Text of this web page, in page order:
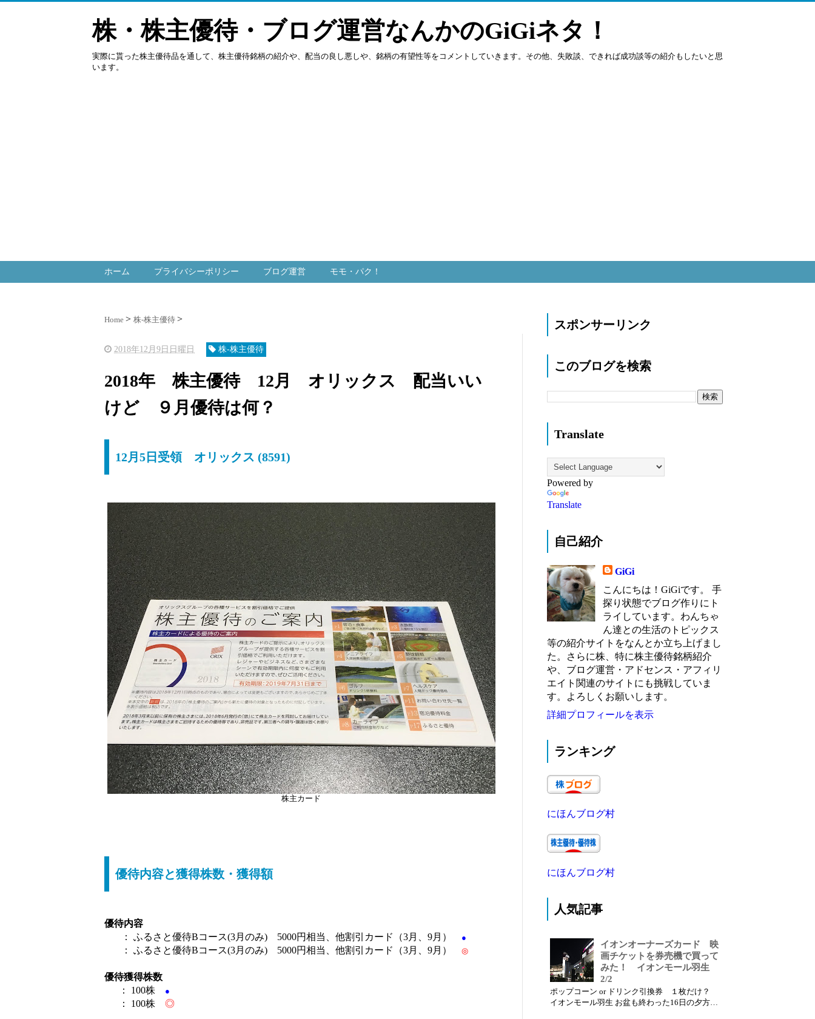
株・株主優待・ブログ運営なんかのGiGiネタ！
実際に貰った株主優待品を通して、株主優待銘柄の紹介や、配当の良し悪しや、銘柄の有望性等をコメントしていきます。その他、失敗談、できれば成功談等の紹介もしたいと思
います。
ホーム プライバシーポリシー ブログ運営 モモ・パク！
Home 株-株主優待
2018年12月9日日曜日 株-株主優待
2018年 株主優待 12月 オリックス 配当いい
けど ９月優待は何？
12月5日受領 オリックス (8591)
株主カード
優待内容と獲得株数・獲得額
優待内容
： ふるさと優待Bコース(3月のみ) 5000円相当、他割引カード（3月、9月） ●
： ふるさと優待Bコース(3月のみ) 5000円相当、他割引カード（3月、9月） ◎
優待獲得株数
： 100株
●
： 100株 ◎
スポンサーリンク
このブログを検索
Translate
Powered by
Translate
自己紹介
GiGi
こんにちは！GiGiです。 手
探り状態でブログ作りにト
ライしています。わんちゃ
ん達との生活のトピックス
等の紹介サイトをなんとか立ち上げまし
た。さらに株、特に株主優待銘柄紹介
や、ブログ運営・アドセンス・アフィリ
エイト関連のサイトにも挑戦していま
す。よろしくお願いします。
詳細プロフィールを表示
ランキング
にほんブログ村
にほんブログ村
人気記事
イオンオーナーズカード 映
画チケットを券売機で買って
みた！ イオンモール羽生
2/2
ポップコーン or ドリンク引換券 １枚だけ？
イオンモール羽生 お盆も終わった16日の夕方、